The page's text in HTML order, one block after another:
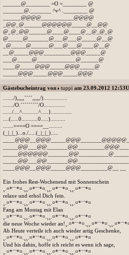
______@________ =O =________ @
_______@._______ ^v^ .________ @
______@@@@___________@@@@
_@@_@______@@@@@@_____@__@@
@_@_@@______@____@____@__@_@_@
@_____@_______@___@___@_____@__@
_@_____@______@___@___@____@__@
__@_____@@@_________@@@_____@
___@_____@_____________@______@
____@_____@@@_____@@@_____@
_____@@@_____@@@_____@@@
Gästebucheintrag von tuppi am 23.09.2012
......./),,,,,``´´,,,,,/)................
......./O.´´´´´´´´´/O..............
....../....^...........^.....}..............
....(.....0...........0.....)..........
.......====O ====__.........
(_|_|_)...o./.....(_|_|_).....
____@@@__@@@_____@@@_________@__ __
Ein frohes Rest-Wochenend mit Sonnenschein
¸.¤*¨¨*¤.¸¸.¤*¨¨*¤.¸¸.¤*¨¨*¤.¸¸.¤*¨¨*¤
relaxe und erhol Dich fein.
¸.¤*¨¨*¤.¸¸.¤*¨¨*¤.¸¸.¤*¨¨*¤.¸¸.¤*¨¨*¤
Fang am Montag mit Elan
¸.¤*¨¨*¤.¸¸.¤*¨¨*¤.¸¸.¤*¨¨*¤.¸¸.¤*¨¨*¤
die neue Woche wieder
Ab Heute verteile ich auch wieder artig Geschenke,
¸.¤*¨¨*¤.¸¸.¤*¨¨*¤.¸¸.¤*¨¨*¤.¸¸.¤*¨¨*¤
Und bis dahin, hoffe ich reicht es wenn ich sage,
¸.¤*¨¨*¤.¸¸.¤*¨¨*¤.¸¸.¤*¨¨*¤.¸¸.¤*¨¨*¤